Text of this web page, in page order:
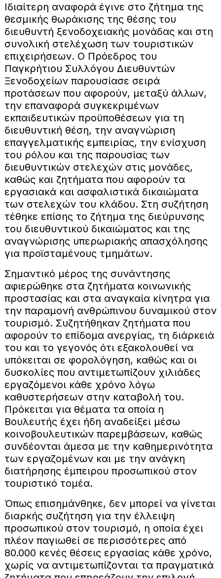
Ιδιαίτερη αναφορά έγινε στο ζήτημα της
θεσμικής θωράκισης της θέσης του
διευθυντή ξενοδοχειακής μονάδας και στη
συνολική στελέχωση των τουριστικών
επιχειρήσεων. Ο Πρόεδρος του
Παγκρήτιου Συλλόγου Διευθυντών
Ξενοδοχείων παρουσίασε σειρά
προτάσεων που αφορούν, μεταξύ άλλων,
την επαναφορά συγκεκριμένων
εκπαιδευτικών προϋποθέσεων για τη
διευθυντική θέση, την αναγνώριση
επαγγελματικής εμπειρίας, την ενίσχυση
του ρόλου και της παρουσίας των
διευθυντικών στελεχών στις μονάδες,
καθώς και ζητήματα που αφορούν τα
εργασιακά και ασφαλιστικά δικαιώματα
των στελεχών του κλάδου. Στη συζήτηση
τέθηκε επίσης το ζήτημα της διεύρυνσης
του διευθυντικού δικαιώματος και της
αναγνώρισης υπερωριακής απασχόλησης
για προϊσταμένους τμημάτων.
Σημαντικό μέρος της συνάντησης
αφιερώθηκε στα ζητήματα κοινωνικής
προστασίας και στα αναγκαία κίνητρα για
την παραμονή ανθρώπινου δυναμικού στον
τουρισμό. Συζητήθηκαν ζητήματα που
αφορούν το επίδομα ανεργίας, τη διάρκειά
του και το γεγονός ότι εξακολουθεί να
υπόκειται σε φορολόγηση, καθώς και οι
δυσκολίες που αντιμετωπίζουν χιλιάδες
εργαζόμενοι κάθε χρόνο λόγω
καθυστερήσεων στην καταβολή του.
Πρόκειται για θέματα τα οποία η
Βουλευτής έχει ήδη αναδείξει μέσω
κοινοβουλευτικών παρεμβάσεων, καθώς
συνδέονται άμεσα με την καθημερινότητα
των εργαζομένων και με την ανάγκη
διατήρησης έμπειρου προσωπικού στον
τουριστικό τομέα.
Όπως επισημάνθηκε, δεν μπορεί να γίνεται
διαρκής συζήτηση για την έλλειψη
προσωπικού στον τουρισμό, η οποία έχει
πλέον παγιωθεί σε περισσότερες από
80.000 κενές θέσεις εργασίας κάθε χρόνο,
χωρίς να αντιμετωπίζονται τα πραγματικά